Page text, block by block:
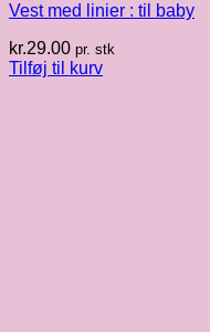
Vest med linier : til baby
kr.29.00 pr. stk
Tilføj til kurv